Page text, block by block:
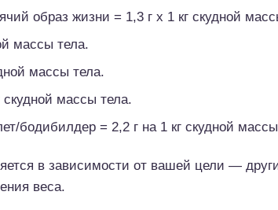
образ жизни = 1,3 г x 1 кг скудной
массы тела.
массы тела.
скудной массы тела.
бодибилдер = 2,2 г на 1 кг скудной
в зависимости от вашей цели —
веса.